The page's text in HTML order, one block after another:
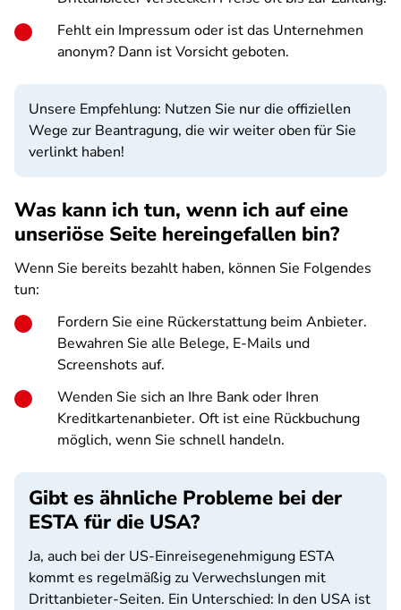
Fehlt ein Impressum oder ist das Unternehmen
anonym? Dann ist Vorsicht geboten.
Unsere Empfehlung: Nutzen Sie nur die offiziellen
Wege zur Beantragung, die wir weiter oben für Sie
verlinkt haben!
Was kann ich tun, wenn ich auf eine
unseriöse Seite hereingefallen bin?
Wenn Sie bereits bezahlt haben, können Sie Folgendes
tun:
Fordern Sie eine Rückerstattung beim Anbieter.
Bewahren Sie alle Belege, E-Mails und
Screenshots auf.
Wenden Sie sich an Ihre Bank oder Ihren
Kreditkartenanbieter. Oft ist eine Rückbuchung
möglich, wenn Sie schnell handeln.
Gibt es ähnliche Probleme bei der
ESTA für die USA?
Ja, auch bei der US-Einreisegenehmigung ESTA
kommt es regelmäßig zu Verwechslungen mit
Drittanbieter-Seiten. Ein Unterschied: In den USA ist